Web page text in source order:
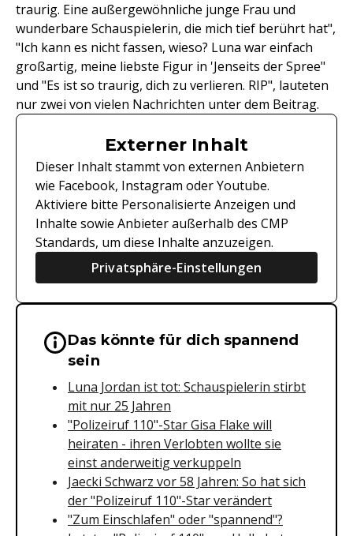
traurig. Eine außergewöhnliche junge Frau und
wunderbare Schauspielerin, die mich tief berührt hat",
"Ich kann es nicht fassen, wieso? Luna war einfach
großartig, meine liebste Figur in 'Jenseits der Spree"
und "Es ist so traurig, dich zu verlieren. RIP", lauteten
nur zwei von vielen Nachrichten unter dem Beitrag.
Externer Inhalt
Dieser Inhalt stammt von externen Anbietern
wie Facebook, Instagram oder Youtube.
Aktiviere bitte Personalisierte Anzeigen und
Inhalte sowie Anbieter außerhalb des CMP
Standards, um diese Inhalte anzuzeigen.
Privatsphäre-Einstellungen
Wichtige Hinweise &
Das könnte für dich spannend
sein
Luna Jordan ist tot: Schauspielerin stirbt
mit nur 25 Jahren
"Polizeiruf 110"-Star Gisa Flake will
heiraten - ihren Verlobten wollte sie
einst anderweitig verkuppeln
Jaecki Schwarz vor 58 Jahren: So hat sich
der "Polizeiruf 110"-Star verändert
"Zum Einschlafen" oder "spannend"?